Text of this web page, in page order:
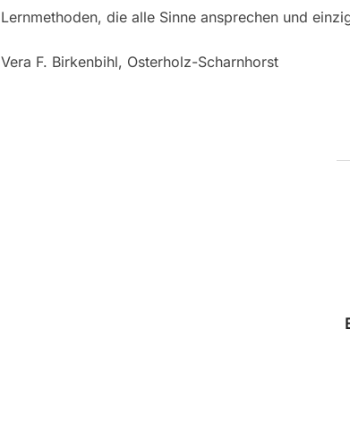
Lernmethoden, die alle Sinne ansprechen und
Vera F. Birkenbihl, Osterholz-Scharnhorst